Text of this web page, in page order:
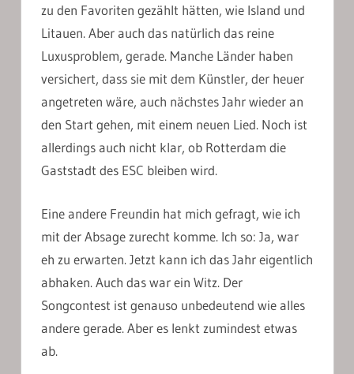
zu den Favoriten gezählt hätten, wie Island und
Litauen. Aber auch das natürlich das reine
Luxusproblem, gerade. Manche Länder haben
versichert, dass sie mit dem Künstler, der heuer
angetreten wäre, auch nächstes Jahr wieder an
den Start gehen, mit einem neuen Lied. Noch ist
allerdings auch nicht klar, ob Rotterdam die
Gaststadt des ESC bleiben wird.
Eine andere Freundin hat mich gefragt, wie ich
mit der Absage zurecht komme. Ich so: Ja, war
eh zu erwarten. Jetzt kann ich das Jahr eigentlich
abhaken. Auch das war ein Witz. Der
Songcontest ist genauso unbedeutend wie alles
andere gerade. Aber es lenkt zumindest etwas
ab.